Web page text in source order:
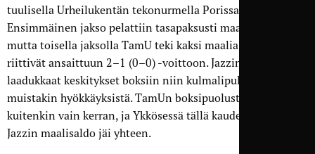
tuulisella Urheilukentän tekonurmella Porissa.
Ensimmäinen jakso pelattiin tasapaksusti maalittomana,
mutta toisella jaksolla TamU teki kaksi maalia, jotka
riittivät ansaittuun 2–1 (0–0) -voittoon. Jazzin paras ase oli
laadukkaat keskitykset boksiin niin kulmalipulta kuin
muistakin hyökkäyksistä. TamUn boksipuolustus petti
kuitenkin vain kerran, ja Ykkösessä tällä kaudella pelaavan
Jazzin maalisaldo jäi yhteen.